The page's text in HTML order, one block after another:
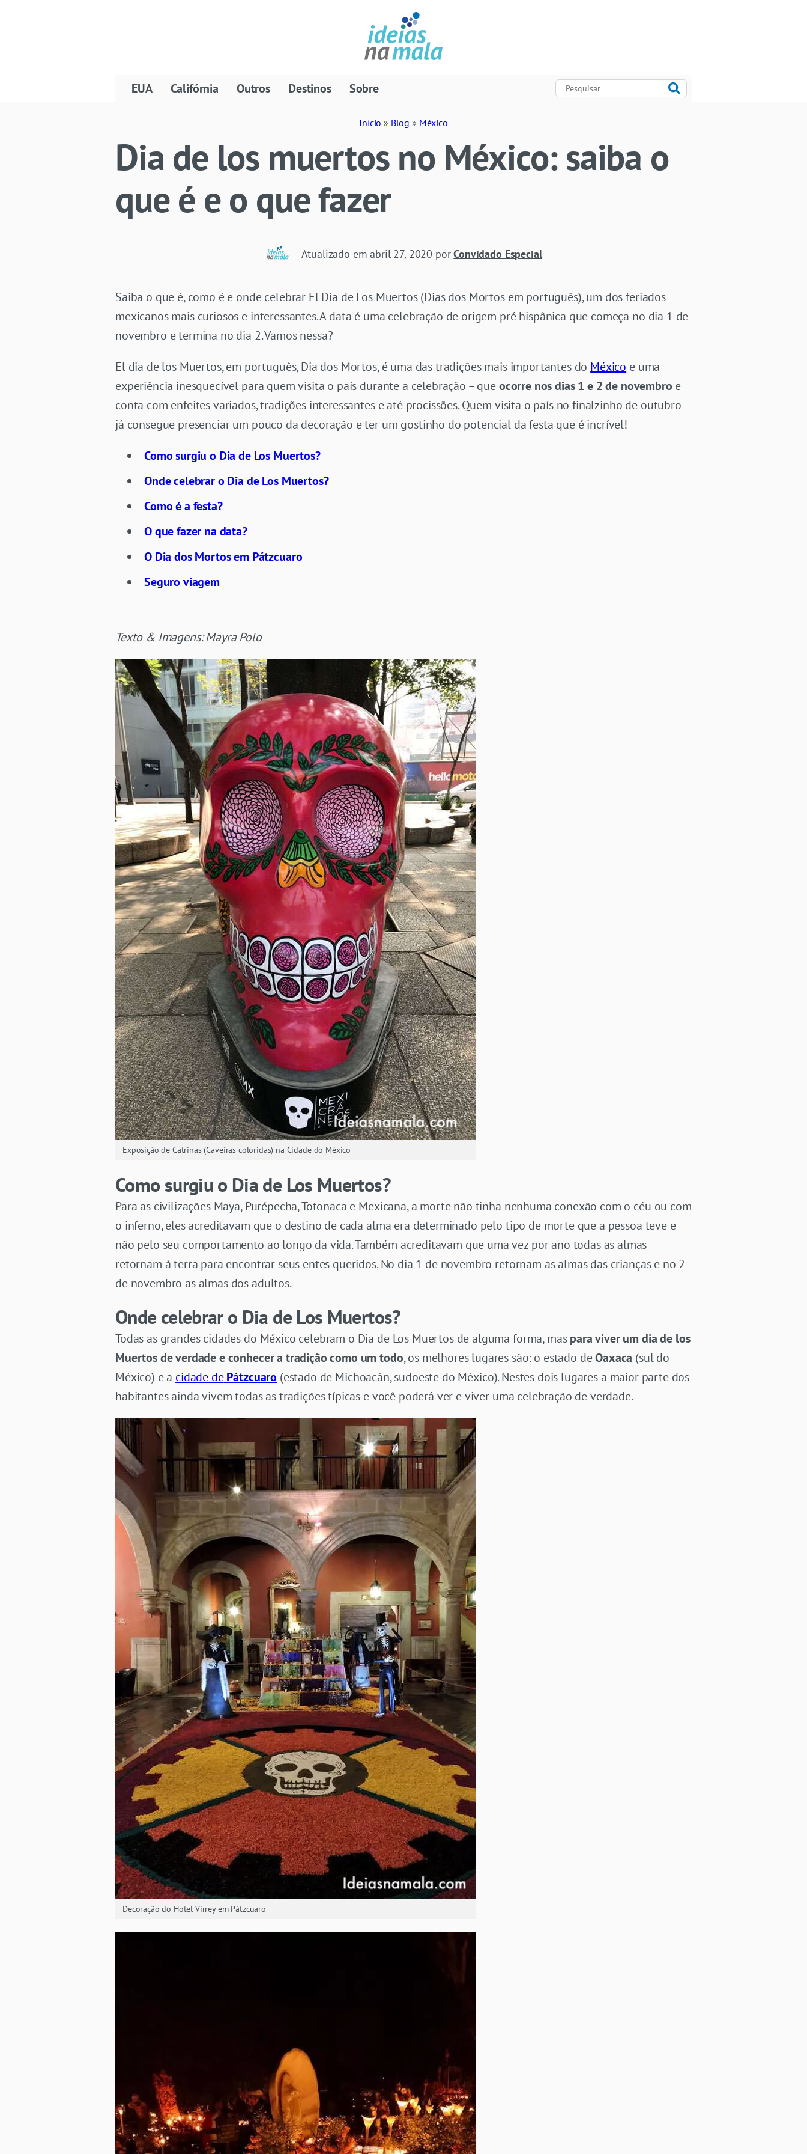
EUA Califórnia Outros Destinos Sobre
Início » Blog » México
Dia de los muertos no México: saiba o
que é e o que fazer
Atualizado emabril 27, 2020 porConvidado Especial
Saiba o que é, como é e onde celebrar El Dia de Los Muertos (Dias dos Mortos em português), um dos feriados
mexicanos mais curiosos e interessantes. A data é uma celebração de origem pré hispânica que começa no dia 1 de
novembro e termina no dia 2. Vamos nessa?
El dia de los Muertos, em português, Dia dos Mortos, é uma das tradições mais importantes do México e uma
experiência inesquecível para quem visita o país durante a celebração – queocorre nos dias 1 e 2 de novembro e
conta com enfeites variados, tradições interessantes e até procissões. Quem visita o país no finalzinho de outubro
já consegue presenciar um pouco da decoração e ter um gostinho do potencial da festa que é incrível!
Como surgiu o Dia de Los Muertos?
Onde celebrar o Dia de Los Muertos?
Como é a festa?
O que fazer na data?
O Dia dos Mortos em Pátzcuaro
Seguro viagem
Texto & Imagens: Mayra Polo
Exposição de Catrinas (Caveiras coloridas) na Cidade do México
Como surgiu o Dia de Los Muertos?
Para as civilizações Maya, Purépecha, Totonaca e Mexicana, a morte não tinha nenhuma conexão com o céu ou com
o inferno, eles acreditavam que o destino de cada alma era determinado pelo tipo de morte que a pessoa teve e
não pelo seu comportamento ao longo da vida. Também acreditavam que uma vez por ano todas as almas
retornam à terra para encontrar seus entes queridos. No dia 1 de novembro retornam as almas das crianças e no 2
de novembro as almas dos adultos.
Onde celebrar o Dia de Los Muertos?
Todas as grandes cidades do México celebram o Dia de Los Muertos de alguma forma, maspara viver um dia de los
Muertos de verdade e conhecer a tradição como um todo, os melhores lugares são: o estado deOaxaca (sul do
México) e a cidade dePátzcuaro (estado de Michoacán, sudoeste do México). Nestes dois lugares a maior parte dos
habitantes ainda vivem todas as tradições típicas e você poderá ver e viver uma celebração de verdade.
Decoração do Hotel Virrey em Pátzcuaro